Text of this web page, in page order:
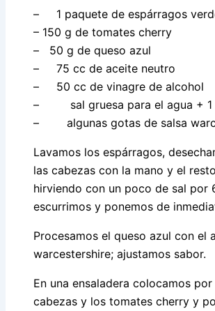
– 1 paquete de espárragos
– 150 g de tomates cherry
– 50 g de queso azul
– 75 cc de aceite neutro
– 50 cc de vinagre de alcohol
– sal gruesa para el agua + 1
– algunas gotas de salsa
Lavamos los espárragos,
las cabezas con la mano y el
hirviendo con un poco de sal por
escurrimos y ponemos de
Procesamos el queso azul con el
warcestershire; ajustamos sabor.
En una ensaladera colocamos
cabezas y los tomates cherry y